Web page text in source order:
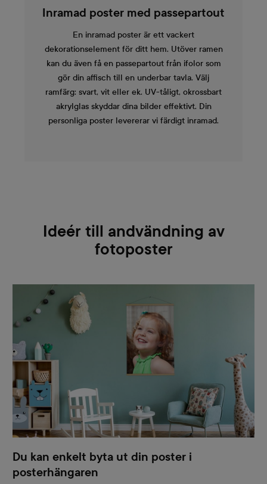
Inramad poster med passepartout
En inramad poster är ett vackert
dekorationselement för ditt hem. Utöver ramen
kan du även få en passepartout från ifolor som
gör din affisch till en underbar tavla. Välj
ramfärg: svart, vit eller ek. UV-tåligt, okrossbart
akrylglas skyddar dina bilder effektivt. Din
personliga poster levererar vi färdigt inramad.
Ideér till andvändning av
fotoposter
Du kan enkelt byta ut din poster i
posterhängaren